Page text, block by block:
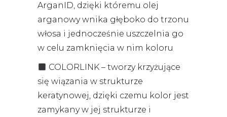
ArganID, dzięki któremu olej
arganowy wnika głęboko do trzonu
włosa i jednocześnie uszczelnia go
w celu zamknięcia w nim koloru
COLORLINK – tworzy krzyżujące
się wiązania w strukturze
keratynowej, dzięki czemu kolor jest
zamykany w jej strukturze i